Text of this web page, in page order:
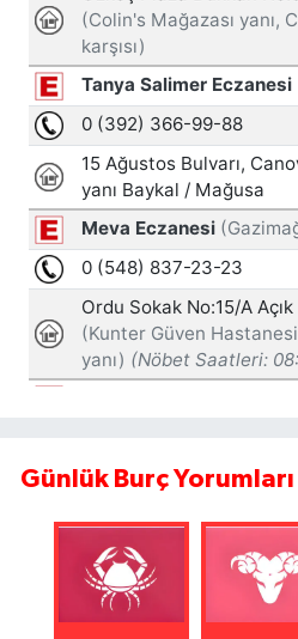
Günlük Burç Yorumları